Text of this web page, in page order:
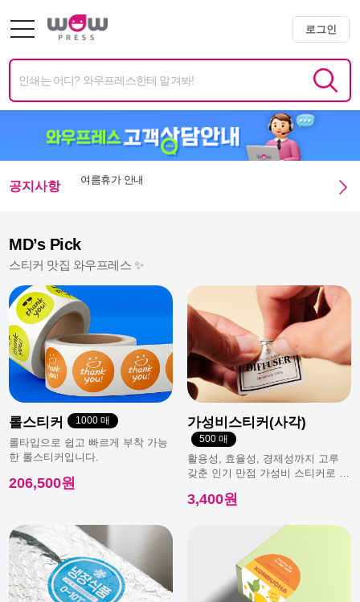
로그인
공지사항 광복절 휴무안내
엑스트라 매쉬멜로우 350g 주문 정상화 안내
미니배너 임시 생산 중단 안내
여름휴가 안내
광복절 휴무안내
MD’s Pick
스티커 맛집 와우프레스 ✨
롤스티커 1000 매
롤타입으로 쉽고 빠르게 부착 가능
한 롤스티커입니다.
206,500원
가성비스티커(사각)
500 매
활용성, 효율성, 경제성까지 고루
갖춘 인기 만점 가성비 스티커로 일
3,400원